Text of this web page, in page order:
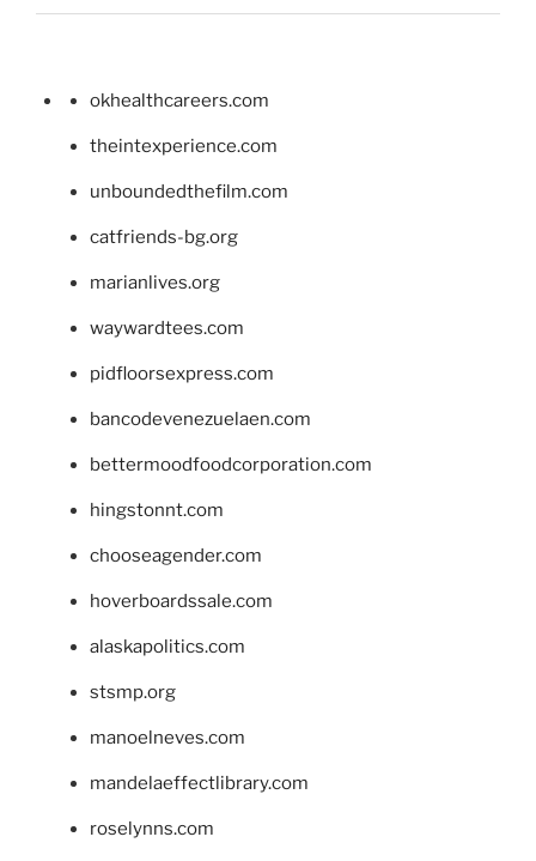
okhealthcareers.com
theintexperience.com
unboundedthefilm.com
catfriends-bg.org
marianlives.org
waywardtees.com
pidfloorsexpress.com
bancodevenezuelaen.com
bettermoodfoodcorporation.com
hingstonnt.com
chooseagender.com
hoverboardssale.com
alaskapolitics.com
stsmp.org
manoelneves.com
mandelaeffectlibrary.com
roselynns.com